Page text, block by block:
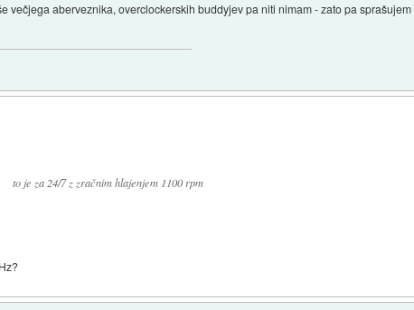
večjega aberveznika, overclockerskih buddyjev pa niti nimam - zato pa
to je za 24/7 z zračnim hlajenjem 1100 rpm